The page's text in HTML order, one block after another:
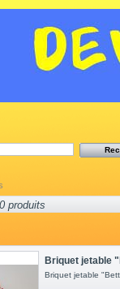
produits
Briquet jetable
Briquet jetable